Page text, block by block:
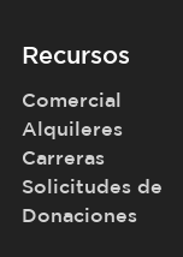
Recursos
Comercial
Alquileres
Carreras
Solicitudes de
Donaciones